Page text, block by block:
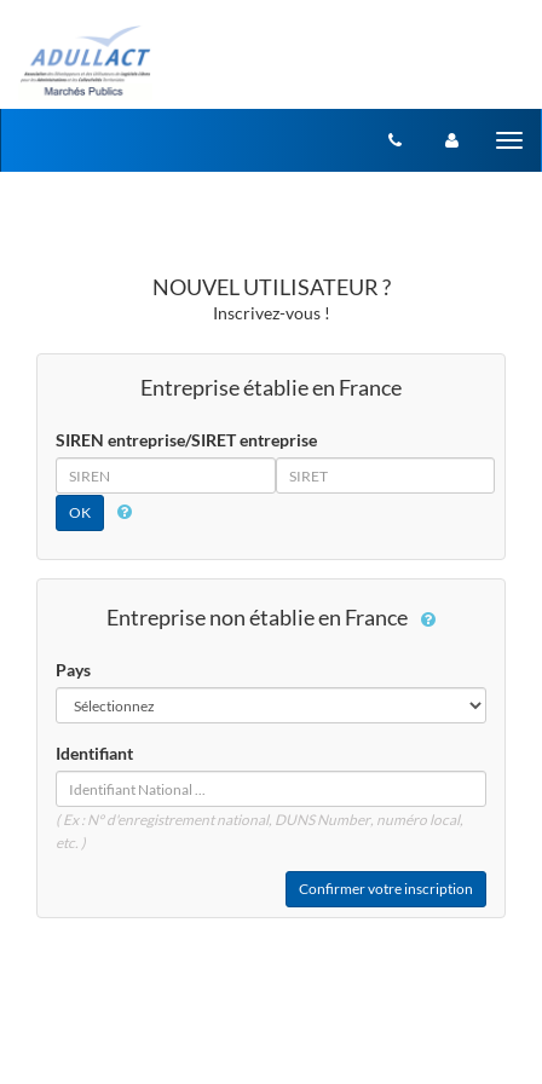
NOUVEL UTILISATEUR ?
Inscrivez-vous !
Entreprise établie en France
SIREN entreprise/SIRET entreprise
SIREN
SIRET
Entreprise non établie en France
Pays
Identifiant
( Ex : N° d'enregistrement national, DUNSNumber, numéro local,
etc. )